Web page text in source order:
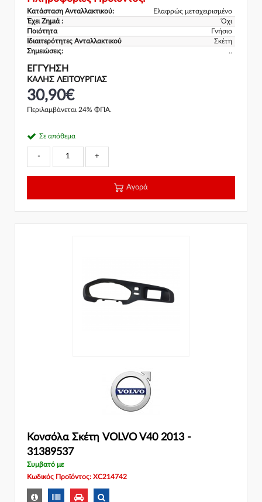
Κατάσταση Ανταλλακτικού:
Ελαφρώς μεταχειρισμένο
Έχει Ζημιά :
Όχι
Ποιότητα
Γνήσιο
Ιδιαιτερότητες Ανταλλακτικού
Σκέτη
Σημειώσεις:
..
ΕΓΓΎΗΣΗ
ΚΑΛΗΣ ΛΕΙΤΟΥΡΓΙΑΣ
30,90€
Περιλαμβάνεται 24% ΦΠΑ.
Σε απόθεμα
- +
Αγορά
Κονσόλα Σκέτη VOLVO V40 2013 -
31389537
Συμβατό με
Κωδικός Προϊόντος: XC214742